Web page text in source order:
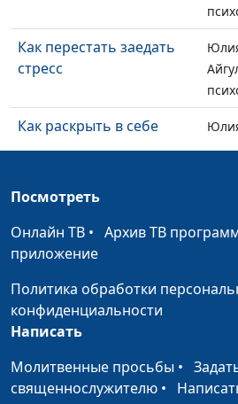
Как перестать заедать
стресс
Как раскрыть в себе
женственность
Как стать более
энергичной и смелой
Как негативные
установки мешают нам
жить
Четыре принципа
самости
Посмотреть
Онлайн ТВ • Архив ТВ
приложение
Политика обработки
конфиденциальности
Написать
Молитвенные просьбы •
священнослужителю •